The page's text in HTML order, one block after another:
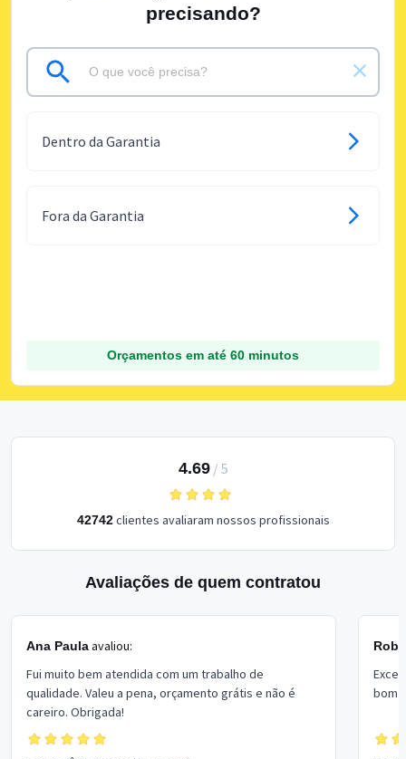
precisando?
Dentro da Garantia
Fora da Garantia
Orçamentos em até 60 minutos
4.69/ 5
42742clientes avaliaram nossos profissionais
Avaliações de quem contratou
Ana Paulaavaliou:
Fui muito bem atendida com um trabalho de
qualidade. Valeu a pena, orçamento grátis e não é
careiro. Obrigada!
bom